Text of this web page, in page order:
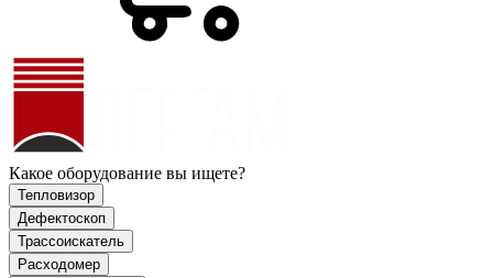
Какое оборудование вы ищете?
Тепловизор
Дефектоскоп
Трассоискатель
Расходомер